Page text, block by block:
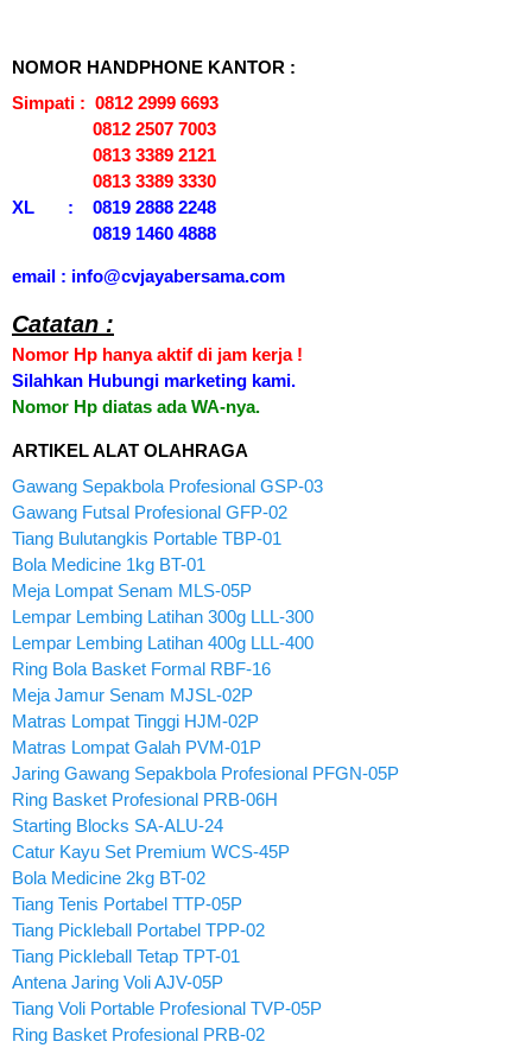
NOMOR HANDPHONE KANTOR :
Simpati : 0812 2999 6693
0812 2507 7003
0813 3389 2121
0813 3389 3330
XL : 0819 2888 2248
0819 1460 4888
email : info@cvjayabersama.com
Catatan :
Nomor Hp hanya aktif di jam kerja !
Silahkan Hubungi marketing kami.
Nomor Hp diatas ada WA-nya.
ARTIKEL ALAT OLAHRAGA
Gawang Sepakbola Profesional GSP-03
Gawang Futsal Profesional GFP-02
Tiang Bulutangkis Portable TBP-01
Bola Medicine 1kg BT-01
Meja Lompat Senam MLS-05P
Lempar Lembing Latihan 300g LLL-300
Lempar Lembing Latihan 400g LLL-400
Ring Bola Basket Formal RBF-16
Meja Jamur Senam MJSL-02P
Matras Lompat Tinggi HJM-02P
Matras Lompat Galah PVM-01P
Jaring Gawang Sepakbola Profesional PFGN-05P
Ring Basket Profesional PRB-06H
Starting Blocks SA-ALU-24
Catur Kayu Set Premium WCS-45P
Bola Medicine 2kg BT-02
Tiang Tenis Portabel TTP-05P
Tiang Pickleball Portabel TPP-02
Tiang Pickleball Tetap TPT-01
Antena Jaring Voli AJV-05P
Tiang Voli Portable Profesional TVP-05P
Ring Basket Profesional PRB-02